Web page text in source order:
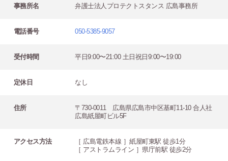
事務所名 弁護士法人プロテクトスタンス 広島事務所
電話番号 050-5385-9057
受付時間 平日9:00〜21:00 土日祝日9:00〜19:00
定休日 なし
住所
〒730-0011 広島県広島市中区基町11-10 合人社
広島紙屋町ビル5F
アクセス方法
［ 広島電鉄本線 ］紙屋町東駅 徒歩1分
［ アストラムライン ］県庁前駅 徒歩2分